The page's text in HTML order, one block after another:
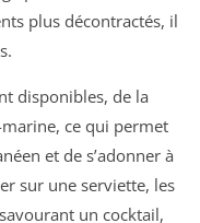
plus décontractés, il
disponibles, de la
ce qui permet
et de s’adonner à
sur une serviette, les
un cocktail,